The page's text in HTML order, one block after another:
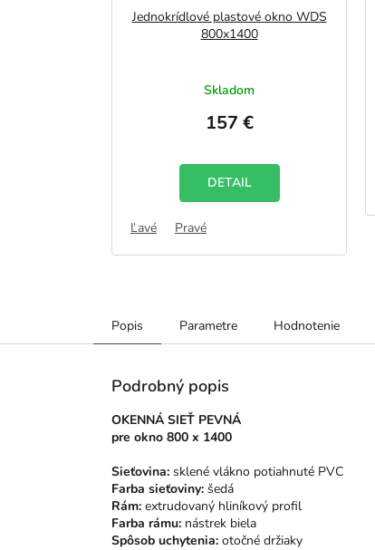
Jednokrídlové plastové okno WDS
800x1400
Skladom
157 €
DETAIL
Ľavé Pravé
Popis Parametre Hodnotenie
Podrobný popis
OKENNÁ SIEŤ PEVNÁ
pre okno 800 x 1400
Sieťovina: sklené vlákno potiahnuté PVC
Farba sieťoviny: šedá
Rám: extrudovaný hliníkový profil
Farba rámu: nástrek biela
Spôsob uchytenia: otočné držiaky